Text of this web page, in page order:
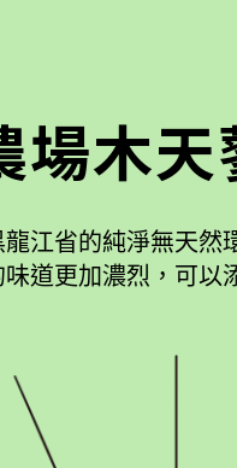
場木
江省的純淨無天
道更加濃烈，可以